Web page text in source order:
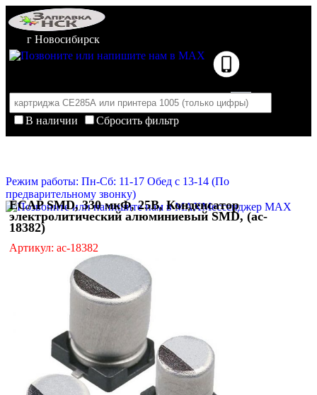
г Новосибирск
В наличии
Сбросить фильтр
Корзина пуста
Режим работы: Пн-Сб: 11-17 Обед с 13-14 (По
предварительному звонку)
Мессенджер MAX
ECAP SMD, 330 мкФ, 25В, Конденсатор
электролитический алюминиевый SMD, (ac-
18382)
Артикул: ac-18382